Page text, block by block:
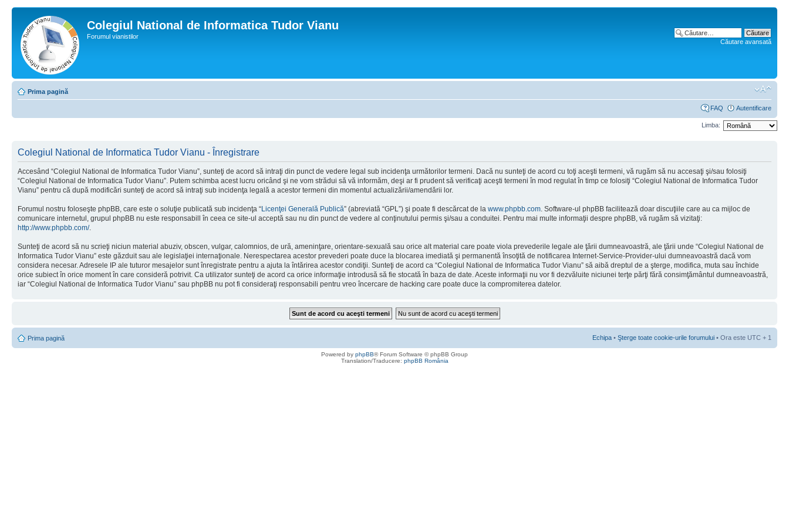
Colegiul National de Informatica Tudor Vianu
Forumul vianistilor
Căutare avansată
Prima pagină
FAQ Autentificare
Limba:
Colegiul National de Informatica Tudor Vianu - Înregistrare
Accesând “Colegiul National de Informatica Tudor Vianu”, sunteţi de acord să intraţi din punct de vedere legal sub incidenţa următorilor termeni. Dacă nu sunteţi de acord cu toţi aceşti termeni, vă rugăm să nu accesaţi şi/sau folosiţi
“Colegiul National de Informatica Tudor Vianu”. Putem schimba acest lucru oricând şi ne vom strădui să vă informăm, deşi ar fi prudent să verificaţi aceşti termeni în mod regulat în timp ce folosiţi “Colegiul National de Informatica Tudor
Vianu” pentru că după modificări sunteţi de acord să intraţi sub incidenţa legală a acestor termeni din momentul actualizării/amendării lor.
Forumul nostru foloseşte phpBB, care este o soluţie publicată sub incidenţa “Licenţei Generală Publică” (abreviată “GPL”) şi poate fi descărcat de la www.phpbb.com . Software-ul phpBB facilitează doar discuţiile care au ca mijloc de
comunicare internetul, grupul phpBB nu este responsabill în ceea ce site-ul acceptă sau nu din punct de vedere al conţinutului permis şi/sau a conduitei. Pentru mai multe informaţii despre phpBB, vă rugăm să vizitaţi:
http://www.phpbb.com/.
Sunteţi de acord să nu scrieţi niciun material abuziv, obscen, vulgar, calomnios, de ură, ameninţare, orientare-sexuală sau orice alt material care poate viola prevederile legale ale ţării dumneavoastră, ale ţării unde “Colegiul National de
Informatica Tudor Vianu” este găzduit sau ale legislaţiei internaţionale. Nerespectarea acestor prevederi poate duce la blocarea imediată şi permanentă însoţită de notificarea Internet-Service-Provider-ului dumneavoastră dacă vom
considera necesar. Adresele IP ale tuturor mesajelor sunt înregistrate pentru a ajuta la întărirea acestor condiţii. Sunteţi de acord ca “Colegiul National de Informatica Tudor Vianu” să aibă dreptul de a şterge, modifica, muta sau închide
orice subiect în orice moment în care consideră potrivit. Ca utilizator sunteţi de acord ca orice informaţie introdusă să fie stocată în baza de date. Aceste informaţii nu vor fi dezvăluite niciunei terţe părţi fără consimţământul dumneavoastră,
iar “Colegiul National de Informatica Tudor Vianu” sau phpBB nu pot fi consideraţi responsabili pentru vreo încercare de hacking care poate duce la compromiterea datelor.
Prima pagină Echipa • Şterge toate cookie-urile forumului • Ora este UTC + 1
Powered by phpBB® Forum Software © phpBB Group
Translation/Traducere: phpBB România